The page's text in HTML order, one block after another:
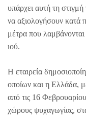
υπάρχει αυτή τη στιγμή
να αξιολογήσουν κατά
μέτρα που
ιού.
Η εταιρεία
οποίων και η Ελλάδα,
από τις 16
χώρους ψυχαγωγίας,